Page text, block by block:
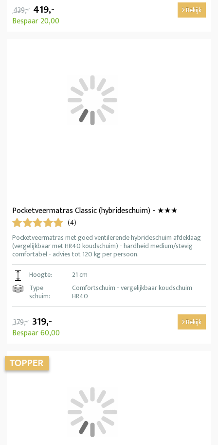
439,- 419,-
Bespaar 20,00
Bekijk
Pocketveermatras Classic (hybrideschuim) - ★★★
(4)
Pocketveermatras met goed ventilerende hybrideschuim afdeklaag
(vergelijkbaar met HR40 koudschuim) - hardheid medium/stevig
comfortabel - advies tot 120 kg per persoon.
Hoogte:
21 cm
Type
schuim:
Comfortschuim - vergelijkbaar koudschuim
HR40
379,- 319,-
Bespaar 60,00
Bekijk